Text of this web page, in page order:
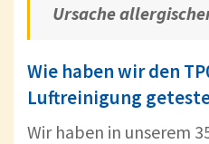
Ursache
Wie haben wir den
Luftreinigung
Wir haben in unserem